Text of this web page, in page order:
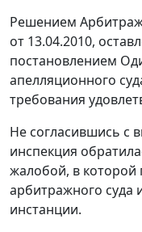
Решением
от 13.04.2010,
постановлением
апелляционного
требования
Не согласившись с
инспекция
жалобой, в
арбитражного суда
инстанции.